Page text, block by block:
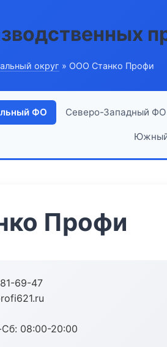
округ » ООО Станко Профи
ФО Северо-Западный ФО
Профи
69-47
08:00-20:00